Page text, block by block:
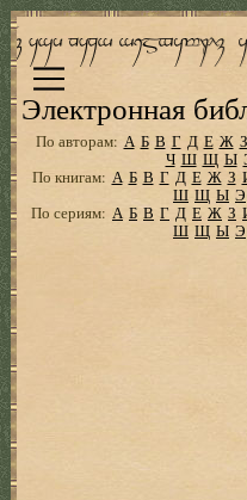
Электронная
По авторам: А Б В Г Д Е Ж З
Ч Ш Щ Ы
По книгам: А Б В Г Д Е Ж З
Ш Щ Ы Э
По сериям: А Б В Г Д Е Ж З
Ш Щ Ы Э